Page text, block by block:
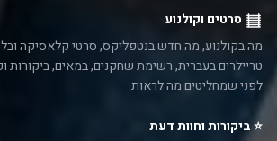
סרטים וקולנוע
מה בקולנוע, מה חדש בנטפליקס, סרטי קלאסיקה
טריילרים בעברית, רשימת שחקנים, במאים, ביקורות
לפני שמחליטים מה לראות.
⭐ ביקורות וחוות דעת